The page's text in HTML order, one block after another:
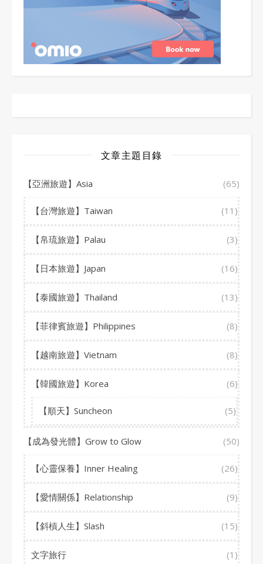
文章主題目錄
【亞洲旅遊】Asia (65)
【台灣旅遊】Taiwan (11)
【帛琉旅遊】Palau (3)
【日本旅遊】Japan (16)
【泰國旅遊】Thailand (13)
【菲律賓旅遊】Philippines (8)
【越南旅遊】Vietnam (8)
【韓國旅遊】Korea (6)
【順天】Suncheon (5)
【成為發光體】Grow to Glow (50)
【心靈保養】Inner Healing (26)
【愛情關係】Relationship (9)
【斜槓人生】Slash (15)
文字旅行 (1)